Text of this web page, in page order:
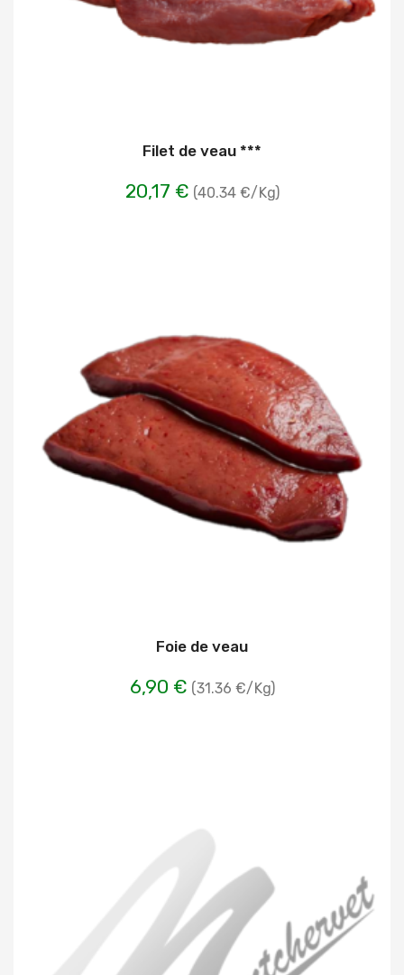
Filet de veau ***
20,17 € (40.34 €/Kg)
Foie de veau
6,90 € (31.36 €/Kg)